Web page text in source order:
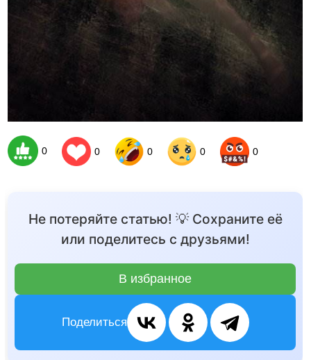
0 0 0 0 0
Не потеряйте статью! 💡 Сохраните её
или поделитесь с друзьями!
В избранное
Поделиться